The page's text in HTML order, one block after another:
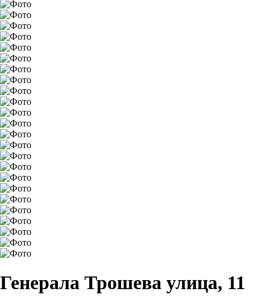
Генерала Трошева улица, 11